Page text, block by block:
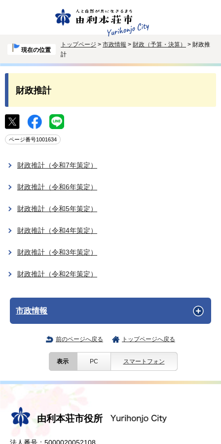
現在の位置
トップページ > 市政情報 > 財政（予算・決算）
> 財政推
計
財政推計
ページ番号1001634
財政推計（令和7年策定）
財政推計（令和6年策定）
財政推計（令和5年策定）
財政推計（令和4年策定）
財政推計（令和3年策定）
財政推計（令和2年策定）
市政情報
前のページへ戻る トップページへ戻る
表示 PC スマートフォン
由利本荘市役所